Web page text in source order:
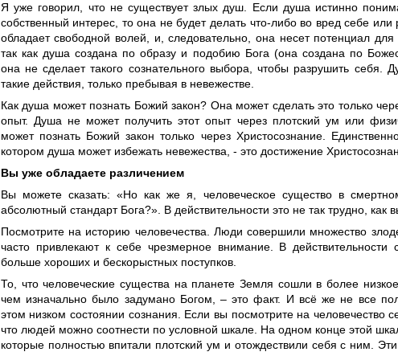
Я уже говорил, что не существует злых душ. Если душа истинно
собственный интерес, то она не будет делать что-либо во вред себе
обладает свободной волей, и, следовательно, она несет потенциал
так как душа создана по образу и подобию Бога (она создана по
она не сделает такого сознательного выбора, чтобы разрушить себя.
такие действия, только пребывая в невежестве.
Как душа может познать Божий закон? Она может сделать это только
опыт. Душа не может получить этот опыт через плотский ум или
может познать Божий закон только через Христосознание.
котором душа может избежать невежества, - это достижение
Вы уже обладаете различением
Вы можете сказать: «Но как же я, человеческое существо в
абсолютный стандарт Бога?». В действительности это не так трудно, как
Посмотрите на историю человечества. Люди совершили множество
часто привлекают к себе чрезмерное внимание. В действительности
больше хороших и бескорыстных поступков.
То, что человеческие существа на планете Земля сошли в более
чем изначально было задумано Богом, – это факт. И всё же не все
этом низком состоянии сознания. Если вы посмотрите на человечество
что людей можно соотнести по условной шкале. На одном конце этой
которые полностью впитали плотский ум и отождествили себя с ним.